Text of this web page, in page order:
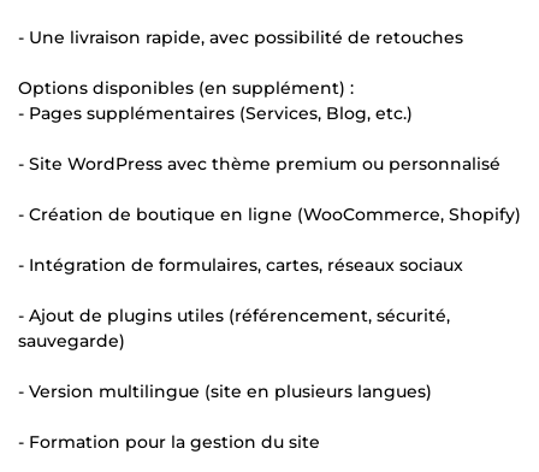
- Une livraison rapide, avec possibilité de retouches
Options disponibles (en supplément) :
- Pages supplémentaires (Services, Blog, etc.)
- Site WordPress avec thème premium ou personnalisé
- Création de boutique en ligne (WooCommerce, Shopify)
- Intégration de formulaires, cartes, réseaux sociaux
- Ajout de plugins utiles (référencement, sécurité,
sauvegarde)
- Version multilingue (site en plusieurs langues)
- Formation pour la gestion du site